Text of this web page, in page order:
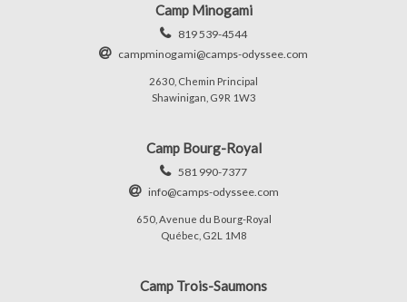
Camp Minogami
819 539-4544
campminogami@camps-odyssee.com
2630, Chemin Principal
Shawinigan, G9R 1W3
Camp Bourg-Royal
581 990-7377
info@camps-odyssee.com
650, Avenue du Bourg-Royal
Québec, G2L 1M8
Camp Trois-Saumons